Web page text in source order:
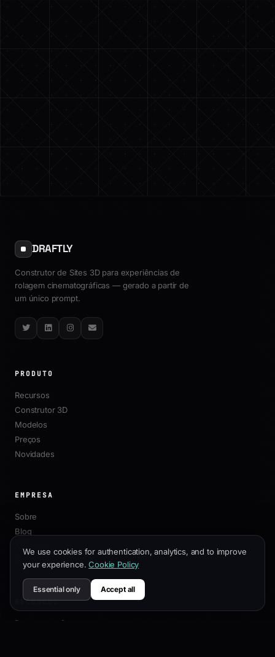
DRAFTLY
Construtor de Sites 3D para experiências de
rolagem cinematográficas — gerado a partir de
um único prompt.
TwitterLinkedInInstagram
Email
PRODUTO
Recursos
Construtor 3D
Modelos
Preços
Novidades
EMPRESA
Sobre
Blog
Contato
RECURSOS
Documentação
We use cookies for authentication, analytics, and to improve
your experience. Cookie Policy
Essential only Accept all